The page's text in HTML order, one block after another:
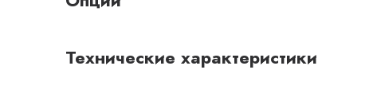
Технические характеристики